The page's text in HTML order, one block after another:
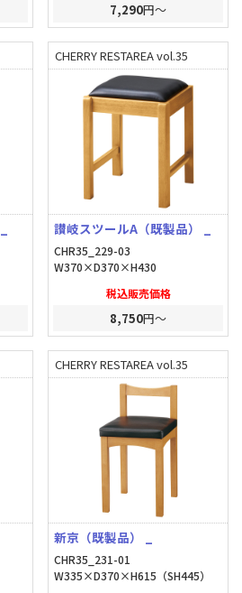
7,290円～
CHERRY RESTAREA vol.35
讃岐スツールA（既製品） _
CHR35_229-03
W370×D370×H430
税込販売価格
8,750円～
CHERRY RESTAREA vol.35
新京（既製品） _
CHR35_231-01
W335×D370×H615（SH445）